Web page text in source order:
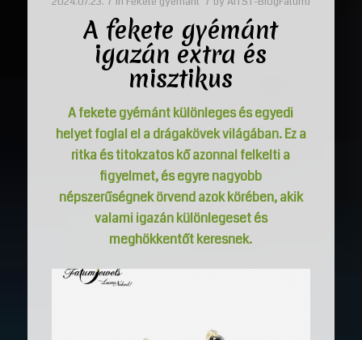
A fekete gyémánt
igazán extra és
misztikus
A fekete gyémánt különleges és egyedi
helyet foglal el a drágakövek világában. Ez a
ritka és titokzatos kő azonnal felkelti a
figyelmet, és egyre nagyobb
népszerűségnek örvend azok körében, akik
valami igazán különlegeset és
meghökkentőt keresnek.